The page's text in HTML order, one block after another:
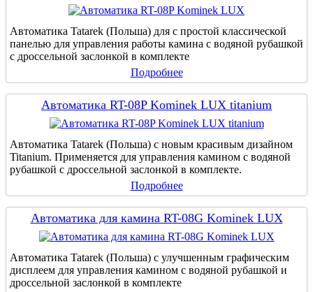
Автоматика Tatarek (Польша) для с простой классической
панелью для управления работы камина с водяной рубашкой
с дроссельной заслонкой в комплекте
Подробнее
Автоматика RT-08P Kominek LUX titanium
Автоматика Tatarek (Польша) с новым красивым дизайном
Titanium. Применяется для управления камином с водяной
рубашкой с дроссельной заслонкой в комплекте.
Подробнее
Автоматика для камина RT-08G Kominek LUX
Автоматика Tatarek (Польша) с улучшенным графическим
дисплеем для управления камином с водяной рубашкой и
дроссельной заслонкой в комплекте